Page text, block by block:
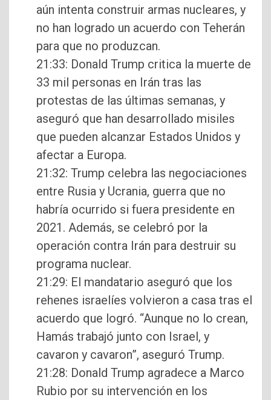
aún intenta construir armas nucleares, y
no han logrado un acuerdo con Teherán
para que no produzcan.
21:33: Donald Trump critica la muerte de
33 mil personas en Irán tras las
protestas de las últimas semanas, y
aseguró que han desarrollado misiles
que pueden alcanzar Estados Unidos y
afectar a Europa.
21:32: Trump celebra las negociaciones
entre Rusia y Ucrania, guerra que no
habría ocurrido si fuera presidente en
2021. Además, se celebró por la
operación contra Irán para destruir su
programa nuclear.
21:29: El mandatario aseguró que los
rehenes israelíes volvieron a casa tras el
acuerdo que logró. “Aunque no lo crean,
Hamás trabajó junto con Israel, y
cavaron y cavaron”, aseguró Trump.
21:28: Donald Trump agradece a Marco
Rubio por su intervención en los